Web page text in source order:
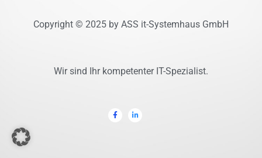
Copyright © 2025 by ASS it-Systemhaus GmbH
Wir sind Ihr kompetenter IT-Spezialist.